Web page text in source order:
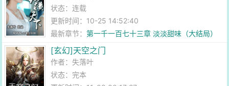
状态：连载
更新时间：10-25 14:52:40
最新章节：第一千一百七十三章 淡淡甜味（大结局）
[玄幻]天空之门
作者：失落叶
状态：完本